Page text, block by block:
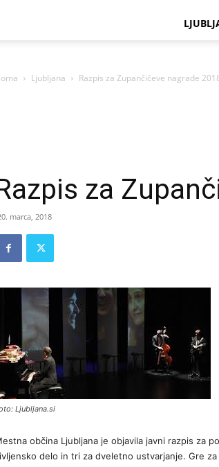
Ljubljana Razpis za Zupančičeve nagrade
za
marca, 2018
Ljubljana.si
občina Ljubljana je objavila javni razpis za
delo in tri za dveletno ustvarjanje. Gre